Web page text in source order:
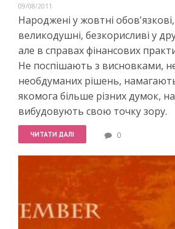
09/08/2011
Народжені у жовтні обов'язкові,
великодушні, безкорисливі у
але в справах фінансових
Не поспішають з висновками,
необдуманих рішень,
якомога більше різних думок, на
вибудовують свою точку зору.
ЧИТАТИ ДАЛІ 0